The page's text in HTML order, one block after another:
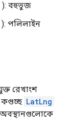
): বহুভুজ
): পলিলাইন
রেখাংশ
LatLng
অবস্থানগুলোকে